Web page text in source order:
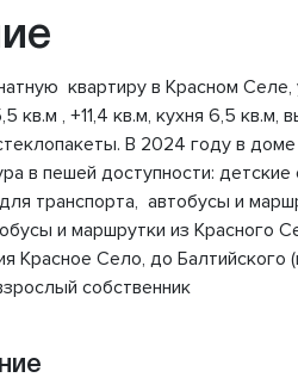
квартиру в Красном
кв.м , +11,4 кв.м, кухня 6,5
В 2024 году в
в пешей доступности:
транспорта, автобусы и
и маршрутки из Красного
Красное Село, до
собственник